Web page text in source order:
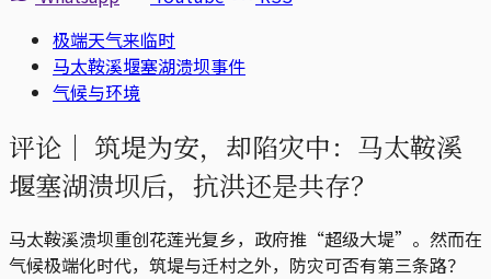
极端天气来临时
马太鞍溪堰塞湖溃坝事件
气候与环境
评论｜ 筑堤为安，却陷灾中：马太鞍溪
堰塞湖溃坝后，抗洪还是共存？
马太鞍溪溃坝重创花莲光复乡，政府推“超级大堤”。然而在
气候极端化时代，筑堤与迁村之外，防灾可否有第三条路？